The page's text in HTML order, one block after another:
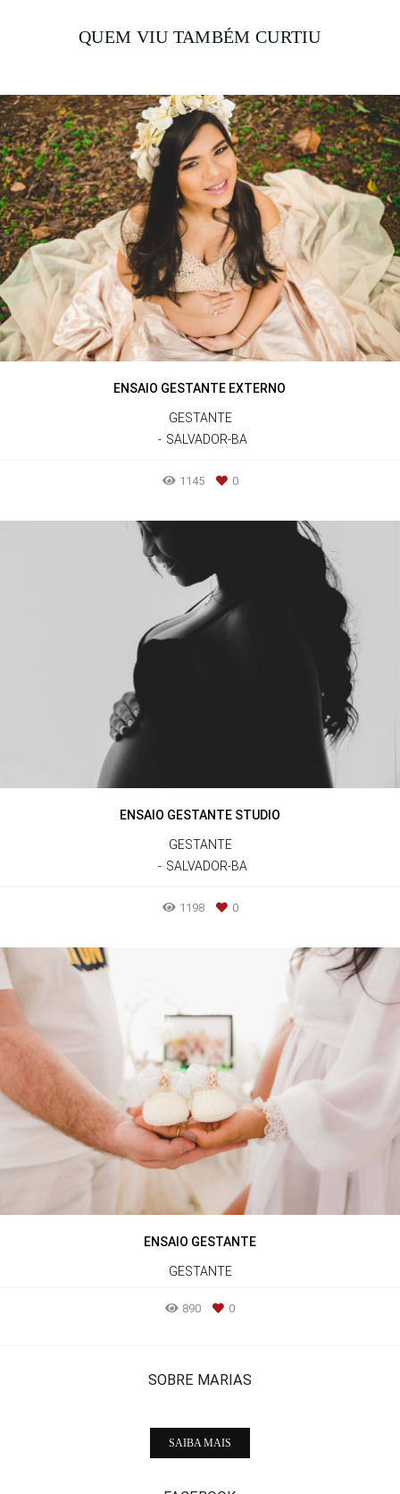
QUEM VIU TAMBÉM CURTIU
ENSAIO GESTANTE EXTERNO
GESTANTE
SALVADOR-BA
1145 0
ENSAIO GESTANTE STUDIO
GESTANTE
SALVADOR-BA
1198 0
ENSAIO GESTANTE
GESTANTE
890 0
SOBRE MARIAS
SAIBA MAIS